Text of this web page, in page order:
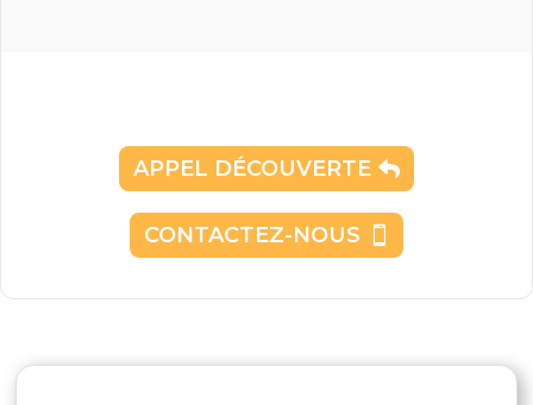
APPEL DÉCOUVERTE
CONTACTEZ-NOUS